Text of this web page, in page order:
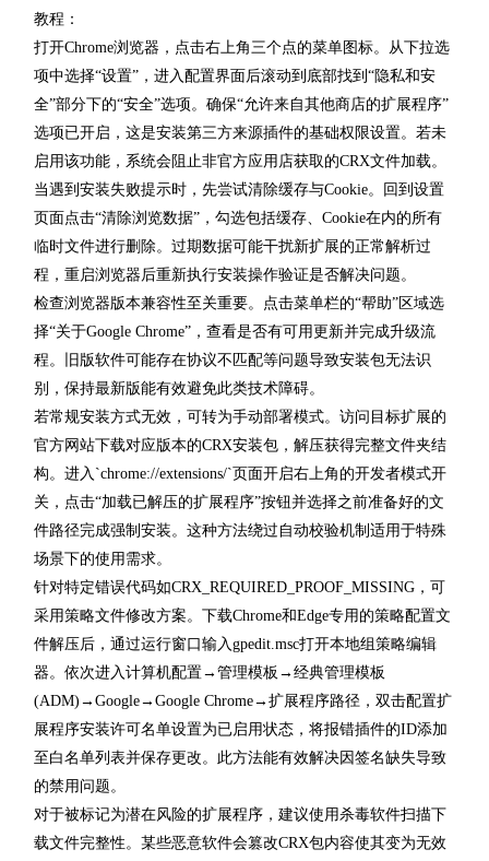
教程：
打开Chrome浏览器，点击右上角三个点的菜单图标。从下拉选
项中选择“设置”，进入配置界面后滚动到底部找到“隐私和安
全”部分下的“安全”选项。确保“允许来自其他商店的扩展程序”
选项已开启，这是安装第三方来源插件的基础权限设置。若未
启用该功能，系统会阻止非官方应用店获取的CRX文件加载。
当遇到安装失败提示时，先尝试清除缓存与Cookie。回到设置
页面点击“清除浏览数据”，勾选包括缓存、Cookie在内的所有
临时文件进行删除。过期数据可能干扰新扩展的正常解析过
程，重启浏览器后重新执行安装操作验证是否解决问题。
检查浏览器版本兼容性至关重要。点击菜单栏的“帮助”区域选
择“关于Google Chrome”，查看是否有可用更新并完成升级流
程。旧版软件可能存在协议不匹配等问题导致安装包无法识
别，保持最新版能有效避免此类技术障碍。
若常规安装方式无效，可转为手动部署模式。访问目标扩展的
官方网站下载对应版本的CRX安装包，解压获得完整文件夹结
构。进入`chrome://extensions/`页面开启右上角的开发者模式开
关，点击“加载已解压的扩展程序”按钮并选择之前准备好的文
件路径完成强制安装。这种方法绕过自动校验机制适用于特殊
场景下的使用需求。
针对特定错误代码如CRX_REQUIRED_PROOF_MISSING，可
采用策略文件修改方案。下载Chrome和Edge专用的策略配置文
件解压后，通过运行窗口输入gpedit.msc打开本地组策略编辑
器。依次进入计算机配置→管理模板→经典管理模板
(ADM)→Google→Google Chrome→扩展程序路径，双击配置扩
展程序安装许可名单设置为已启用状态，将报错插件的ID添加
至白名单列表并保存更改。此方法能有效解决因签名缺失导致
的禁用问题。
对于被标记为潜在风险的扩展程序，建议使用杀毒软件扫描下
载文件完整性。某些恶意软件会篡改CRX包内容使其变为无效